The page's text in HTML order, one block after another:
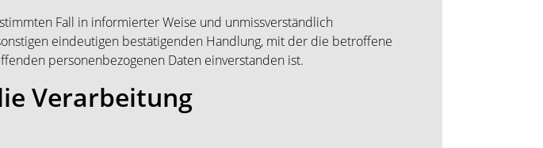
Fall in informierter Weise und unmissverständlich
eindeutigen bestätigenden Handlung, mit der die betroffene
personenbezogenen Daten einverstanden ist.
Verarbeitung